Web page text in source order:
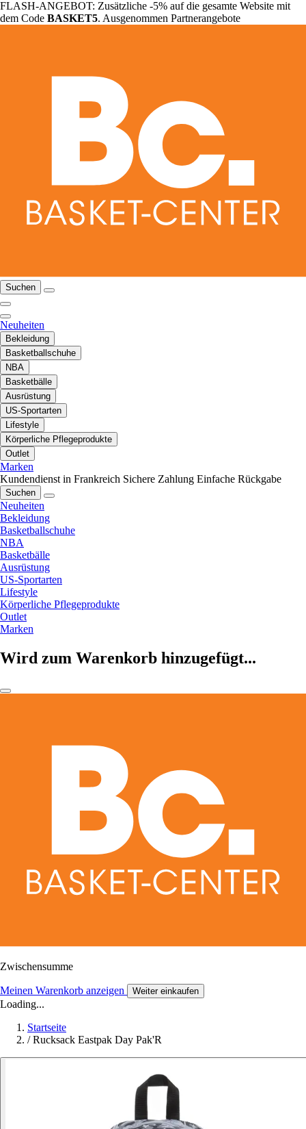
FLASH-ANGEBOT: Zusätzliche -5% auf die gesamte Website mit
dem Code BASKET5. Ausgenommen Partnerangebote
Suchen
Neuheiten
Bekleidung
Basketballschuhe
NBA
Basketbälle
Ausrüstung
US-Sportarten
Lifestyle
Körperliche Pflegeprodukte
Outlet
Marken
Kundendienst in Frankreich Sichere Zahlung Einfache Rückgabe
Suchen
Neuheiten
Bekleidung
Basketballschuhe
NBA
Basketbälle
Ausrüstung
US-Sportarten
Lifestyle
Körperliche Pflegeprodukte
Outlet
Marken
Wird zum Warenkorb hinzugefügt...
Zwischensumme
Meinen Warenkorb anzeigen Weiter einkaufen
Loading...
Startseite
/ Rucksack Eastpak Day Pak'R